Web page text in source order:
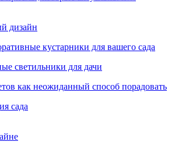
дизайн
кустарники для вашего сада
светильники для дачи
как неожиданный способ порадовать
сада